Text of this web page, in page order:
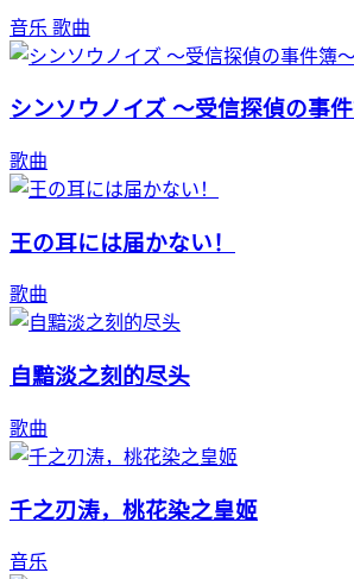
音乐 歌曲
シンソウノイズ ～受信探偵の事
歌曲
王の耳には届かない！
歌曲
自黯淡之刻的尽头
歌曲
千之刃涛，桃花染之皇姬
音乐